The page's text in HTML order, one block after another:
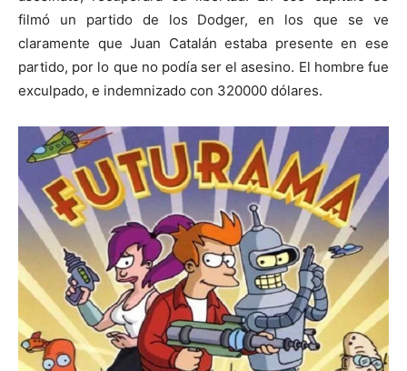
filmó un partido de los Dodger, en los que se ve
claramente que Juan Catalán estaba presente en ese
partido, por lo que no podía ser el asesino. El hombre fue
exculpado, e indemnizado con 320000 dólares.